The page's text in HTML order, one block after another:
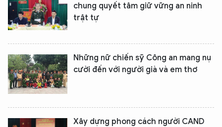
chung quyết tâm giữ vững an ninh
trật tự
Những nữ chiến sỹ Công an mang nụ
cười đến với người già và em thơ
Xây dựng phong cách người CAND